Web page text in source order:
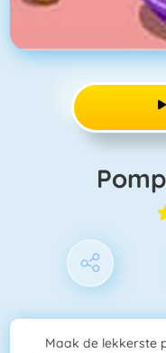
Maak de lekkerste